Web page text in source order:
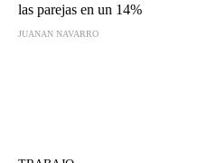
las parejas en un 14%
JUANAN NAVARRO